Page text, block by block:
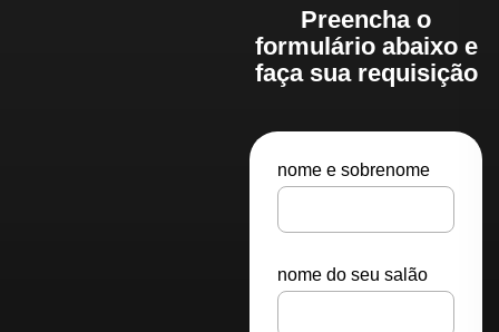
Preencha o
formulário abaixo e
faça sua requisição
nome e sobrenome
nome do seu salão